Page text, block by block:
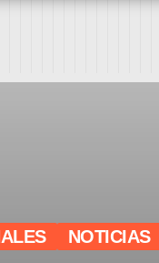
NOTICIAS